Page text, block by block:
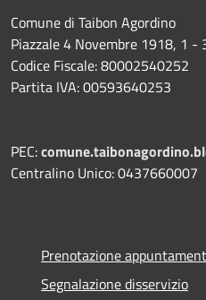
Comune di Taibon Agordino
Piazzale 4 Novembre 1918, 1 -
Codice Fiscale: 80002540252
Partita IVA: 00593640253
PEC:
Centralino Unico: 0437660007
Prenotazione
Segnalazione disservizio